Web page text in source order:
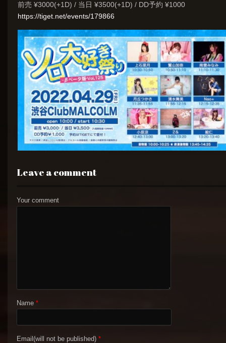
前売 ¥3000(+1D) / 当日 ¥3500(+1D) / DD予約 ¥1000
https://tiget.net/events/179866
Leave a comment
Your comment
Name *
Email(will not be published) *